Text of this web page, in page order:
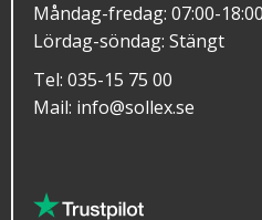
Måndag-fredag: 07:00-18:00
Lördag-söndag: Stängt
Tel: 035-15 75 00
Mail: info@sollex.se